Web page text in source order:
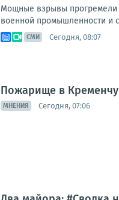
Мощные взрывы прогремели
военной промышленности и
СМИ Сегодня, 08:07
Пожарище в
МНЕНИЯ Сегодня, 07:06